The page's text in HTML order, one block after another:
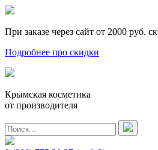
При заказе через сайт от 2000 руб.
Подробнее про скидки
Крымская косметика
от производителя